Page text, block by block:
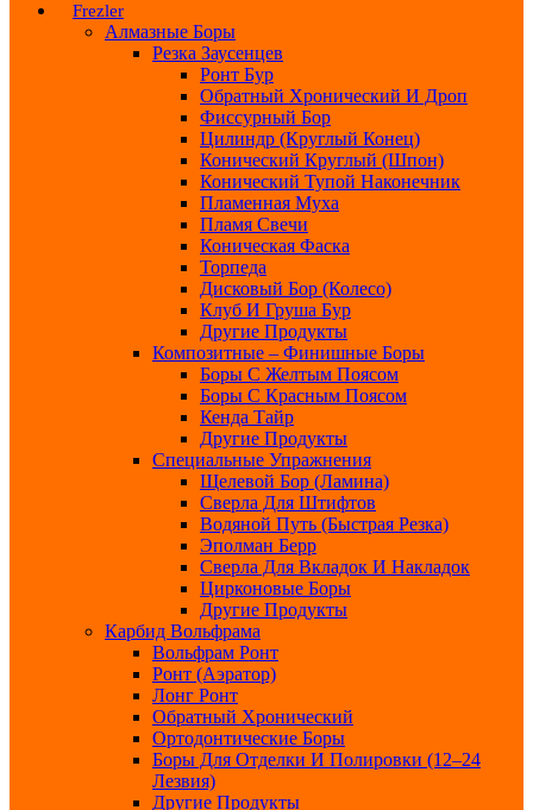
Frezler
Алмазные Боры
Резка Заусенцев
Ронт Бур
Обратный Хронический И Дроп
Фиссурный Бор
Цилиндр (круглый Конец)
Конический Круглый (шпон)
Конический Тупой Наконечник
Пламенная Муха
Пламя Свечи
Коническая Фаска
Торпеда
Дисковый Бор (колесо)
Клуб И Груша Бур
Другие Продукты
Композитные – Финишные Боры
Боры С Желтым Поясом
Боры С Красным Поясом
Кенда Тайр
Другие Продукты
Специальные Упражнения
Щелевой Бор (ламина)
Сверла Для Штифтов
Водяной Путь (быстрая Резка)
Эполман Берр
Сверла Для Вкладок И Накладок
Цирконовые Боры
Другие Продукты
Карбид Вольфрама
Вольфрам Ронт
Ронт (Аэратор)
Лонг Ронт
Обратный Хронический
Ортодонтические Боры
Боры Для Отделки И Полировки (12–24
Лезвия)
Другие Продукты